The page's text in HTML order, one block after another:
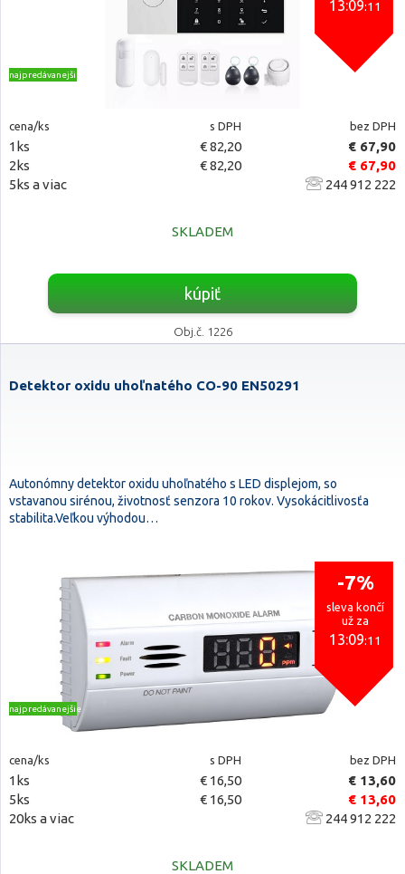
13:09:10
najpredávanejšie
cena/ks s DPH bez DPH
1ks € 82,20
€ 67,90
2ks
€ 82,20
€ 67,90
5ks a viac
244 912 222
SKLADEM
kúpiť
Obj.č. 1226
Detektor oxidu uhoľnatého CO-90 EN50291
Autonómny detektor oxidu uhoľnatého s LED displejom, so
vstavanou sirénou, životnosť senzora 10 rokov. Vysokácitlivosťa
stabilita.Veľkou výhodou…
-7%
sleva končí
už za
13:09:10
najpredávanejšie
cena/ks s DPH bez DPH
1ks € 16,50
€ 13,60
5ks
€ 16,50
€ 13,60
20ks a viac
244 912 222
SKLADEM